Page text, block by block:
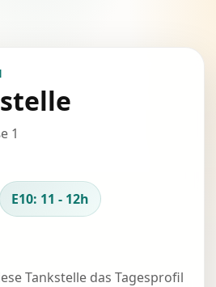
1
E10: 11 - 12h
Tankstelle das Tagesprofil